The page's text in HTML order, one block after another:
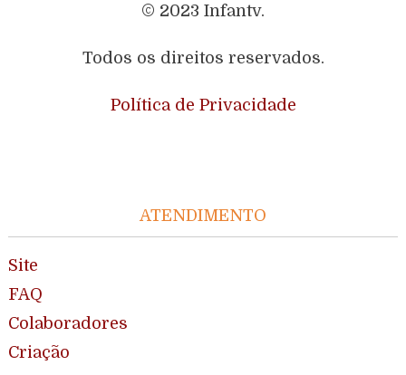
© 2023 Infantv.
Todos os direitos reservados.
Política de Privacidade
ATENDIMENTO
Site
FAQ
Colaboradores
Criação